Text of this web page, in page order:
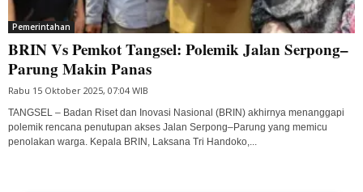
Pemerintahan
BRIN Vs Pemkot Tangsel: Polemik Jalan Serpong–
Parung Makin Panas
Rabu 15 Oktober 2025, 07:04 WIB
TANGSEL – Badan Riset dan Inovasi Nasional (BRIN) akhirnya menanggapi
polemik rencana penutupan akses Jalan Serpong–Parung yang memicu
penolakan warga. Kepala BRIN, Laksana Tri Handoko,...